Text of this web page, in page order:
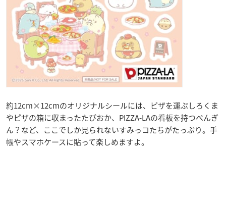
約12cm×12cmのオリジナルシールには、ピザを運ぶしろくま
やピザの箱に収まったたぴおか、PIZZA-LAの看板を持つぺんぎ
ん？など、ここでしか見られないすみっコたちがたっぷり。手
帳やスマホケースに貼って楽しめますよ。